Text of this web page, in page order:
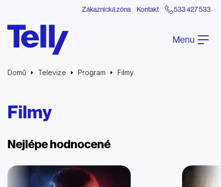
Zákaznická zóna Kontakt 533 427 533
Menu
Domů Televize Program Filmy
Filmy
Nejlépe hodnocené